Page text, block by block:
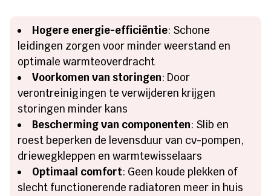
Hogere energie-efficiëntie: Schone
leidingen zorgen voor minder weerstand en
optimale warmteoverdracht
Voorkomen van storingen: Door
verontreinigingen te verwijderen krijgen
storingen minder kans
Bescherming van componenten: Slib en
roest beperken de levensduur van cv-pompen,
driewegkleppen en warmtewisselaars
Optimaal comfort: Geen koude plekken of
slecht functionerende radiatoren meer in huis